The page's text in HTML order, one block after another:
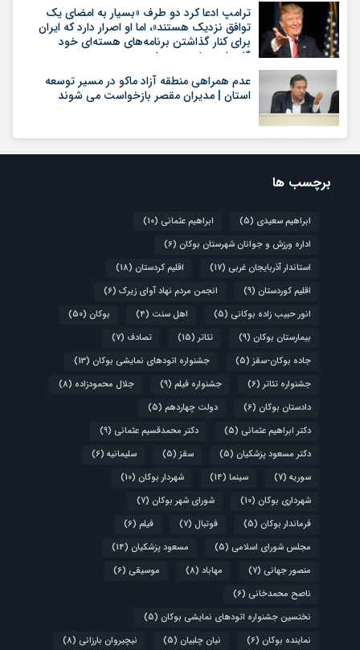
ترامپ ادعا کرد دو طرف «بسیار به امضای یک
توافق نزدیک هستند»، اما او اصرار دارد که ایران
برای کنار گذاشتن برنامه‌های هسته‌ای خود
گام‌های بیشتری بردارد
عدم همراهی منطقه آزاد ماکو در مسیر توسعه
استان | مدیران مقصر بازخواست می شوند
برچسب ها
ابراهیم سعیدی (5) ابراهیم عثمانی (10)
اداره ورزش و جوانان شهرستان بوکان (6)
استاندار آذربایجان غربی (17) اقلیم کردستان (18)
اقلیم کوردستان (9) انجمن مردم نهاد آوای زیرک (6)
انور حبیب زاده بوکانی (5) اهل سنت (4) بوکان (50)
بیمارستان بوکان (9) تئاتر (15) تصادف (7)
جاده بوکان-سقز (5) جشنواره اتودهای نمایشی بوکان (13)
جشنواره تئاتر (6) جشنواره فیلم (9) جلال محمودزاده (8)
دادستان بوکان (6) دولت چهاردهم (5)
دکتر ابراهیم عثمانی (5) دکتر محمدقسیم عثمانی (9)
دکتر مسعود پزشکیان (5) سقز (5) سلیمانیه (6)
سوریه (7) سینما (14) شهردار بوکان (10)
شهرداری بوکان (10) شورای شهر بوکان (7)
فرماندار بوکان (5) فوتبال (7) فیلم (6)
مجلس شورای اسلامی (5) مسعود پزشکیان (14)
منصور جهانی (7) مهاباد (8) موسیقی (6)
ناصح محمدخانی (6)
نختسین جشنواره اتودهای نمایشی بوکان (5)
نماینده بوکان (6) نیان چلبیان (5) نیچیروان بارزانی (8)